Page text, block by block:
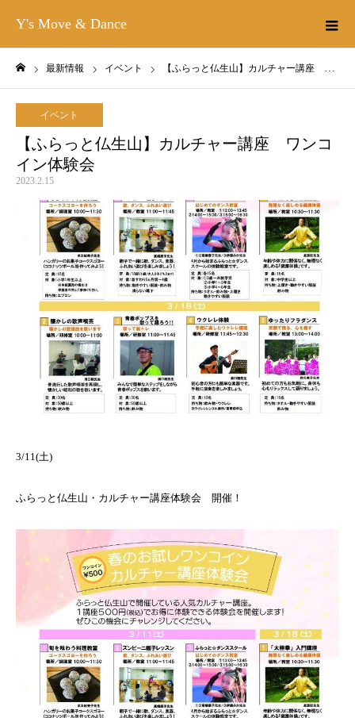
Y's Move & Dance
最新情報 イベント 【ふらっと仏生山】カルチャー講座 ワンコイン体験会
イベント
【ふらっと仏生山】カルチャー講座 ワンコ
イン体験会
2023.2.15
3/11(土)
ふらっと仏生山・カルチャー講座体験会 開催！